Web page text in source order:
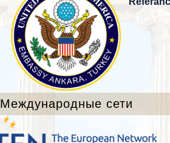
Международные сети